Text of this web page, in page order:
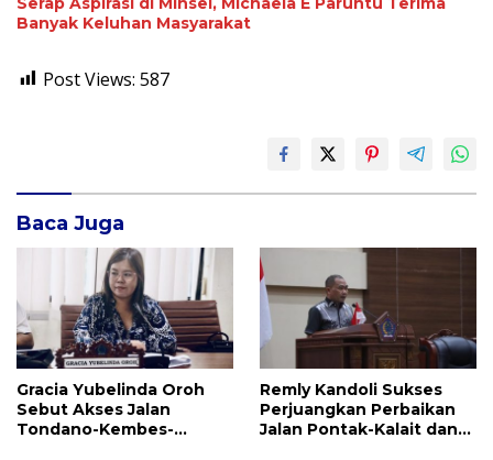
Banyak Keluhan Masyarakat
Post Views: 587
Baca Juga
Gracia Yubelinda Oroh
Sebut Akses Jalan
Tondano-Kembes-
Remly Kandoli Sukses
Perjuangkan Perbaikan
Jalan Pontak-Kalait dan